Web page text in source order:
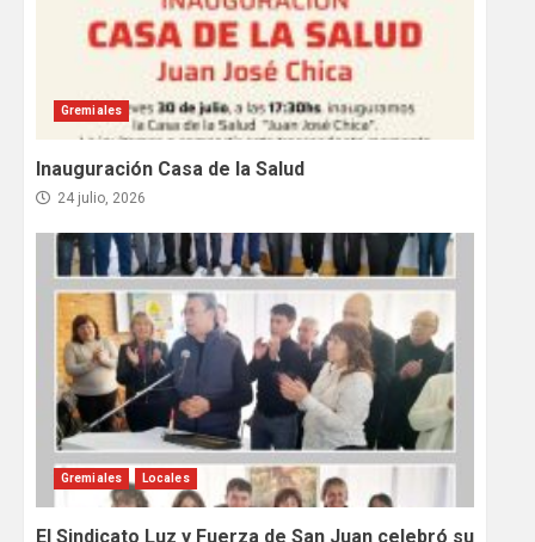
Gremiales
Inauguración Casa de la Salud
24 julio, 2026
Gremiales Locales
El Sindicato Luz y Fuerza de San Juan celebró su